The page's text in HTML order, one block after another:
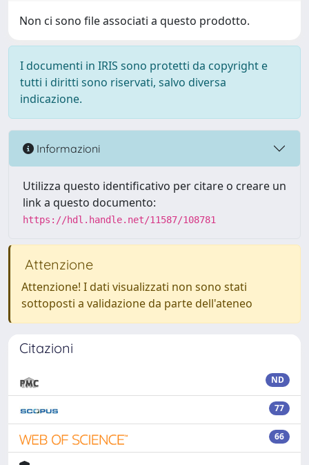
Non ci sono file associati a questo prodotto.
I documenti in IRIS sono protetti da copyright e
tutti i diritti sono riservati, salvo diversa
indicazione.
Informazioni
Utilizza questo identificativo per citare o creare un
link a questo documento:
https://hdl.handle.net/11587/108781
Attenzione
Attenzione! I dati visualizzati non sono stati
sottoposti a validazione da parte dell'ateneo
Citazioni
ND
77
66